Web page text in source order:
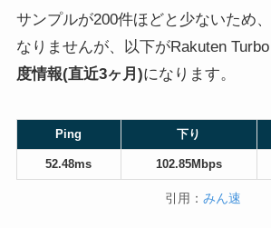
サンプルが200件ほどと少ないため
なりませんが、以下がRakuten
度情報(直近3ヶ月)になります。
Ping 下り
52.48ms 102.85Mbps
引用： みん速